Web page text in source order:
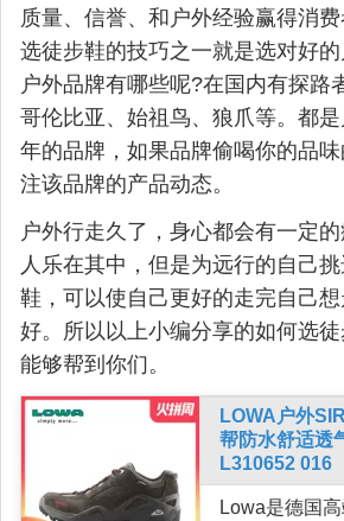
质量、信誉、和户外经验赢得消
选徒步鞋的技巧之一就是选对好
户外品牌有哪些呢?在国内有探路
哥伦比亚、始祖鸟、狼爪等。都
年的品牌，如果品牌偷喝你的品
注该品牌的产品动态。
户外行走久了，身心都会有一定
人乐在其中，但是为远行的自己
鞋，可以使自己更好的走完自己
好。所以以上小编分享的如何选
能够帮到你们。
LOWA户外
帮防水舒适透
L310652 016
Lowa是德国